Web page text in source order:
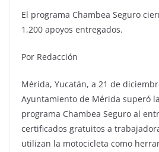
El programa Chambea Seguro
1,200 apoyos entregados.
Por Redacción
Mérida, Yucatán, a 21 de
Ayuntamiento de Mérida superó
programa Chambea Seguro al
certificados gratuitos a
utilizan la motocicleta como